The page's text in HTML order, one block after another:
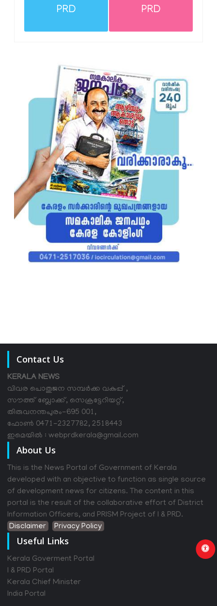
PRD PRD
Contact Us
KERALA NEWS
വിവര പൊതുജന സമ്പര്‍ക്ക വകുപ്പ് ,
സൗത്ത് ബ്ലോക്ക്, സെക്രട്ടേറിയറ്റ്,
തിരുവനന്തപുരം-695 001,
ഫോൺ 0471-2327782, 2518443
ഇമെയിൽ : webprdkerala@gmail.com
About Us
This is the News Portal of Government of Kerala
developed with an objective to function as single source
of development news for citizens. The content in this
portal is the result of the collaborative effort of District
Information Officers, and PRISM Project of I & PRD.
Disclaimer
Privacy Policy
Useful Links
Kerala Goverment Portal
I & PRD Portal
Kerala Chief Minister
India Portal